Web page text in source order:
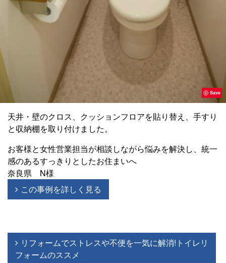
Save
天井・壁のクロス、クッションフロアを貼り替え、手すり
と収納棚を取り付けました。
お客様と女性営業担当が相談しながら悩みを解決し、統一
感のあるすっきりとしたお住まいへ
奈良県 N様
この事例を詳しく見る
リフォームでストレスや不便を一気に解消!トイレリ
フォームのススメ